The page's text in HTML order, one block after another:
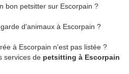
bon petsitter sur Escorpain ?
d'animaux à Escorpain ?
à Escorpain n'est pas listée ?
services de petsitting à Escorpain